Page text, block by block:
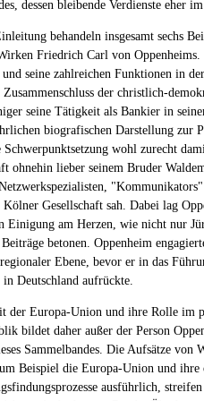
dessen bleibende Verdienste eher
behandeln insgesamt sechs
Friedrich Carl von
seine zahlreichen Funktionen in
der christlich-
seine Tätigkeit als Bankier in
biografischen Darstellung zur
wohl zurecht
ohnehin lieber seinem Bruder
Gesellschaft sah. Dabei lag
Einigung am Herzen, wie nicht nur
betonen. Oppenheim
Ebene, bevor er in das
Deutschland aufrückte.
der Europa-Union und ihre Rolle im
bildet daher außer der Person
Sammelbandes. Die Aufsätze von
Beispiel die Europa-Union und
ausführlich,